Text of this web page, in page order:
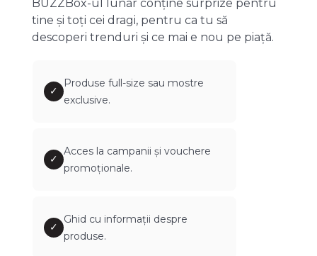
BUZZBox-ul lunar conține surprize pentru
tine și toți cei dragi, pentru ca tu să
descoperi trenduri și ce mai e nou pe piață.
✓
Produse full-size sau mostre
exclusive.
✓
Acces la campanii și vouchere
promoționale.
✓
Ghid cu informații despre
produse.